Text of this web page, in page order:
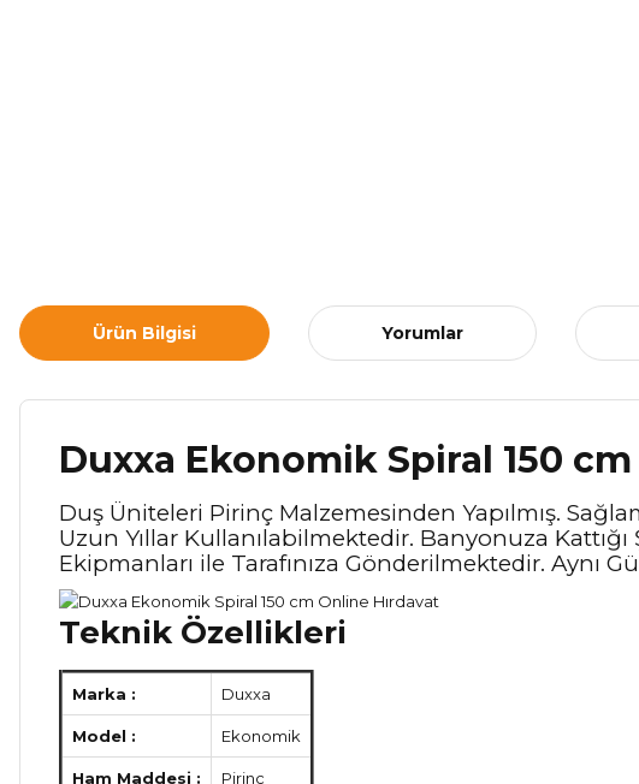
Ürün Bilgisi Yorumlar
Duxxa Ekonomik Spiral 150 cm
Duş Üniteleri Pirinç Malzemesinden Yapılmış.
Uzun Yıllar Kullanılabilmektedir. Banyonuza
Ekipmanları ile Tarafınıza Gönderilmektedir. Aynı
Teknik Özellikleri
Marka : Duxxa
Model : Ekonomik
Ham Maddesi : Pirinç